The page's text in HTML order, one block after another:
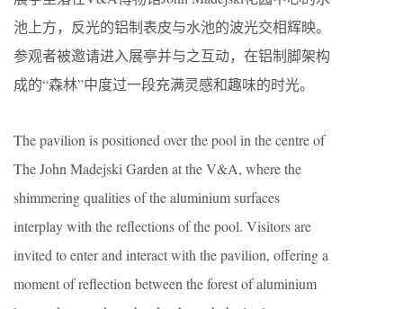
池上方，反光的铝制表皮与水池的波光交相辉映。
参观者被邀请进入展亭并与之互动，在铝制脚架构
成的“森林”中度过一段充满灵感和趣味的时光。
The pavilion is positioned over the pool in the centre of
The John Madejski Garden at the V&A, where the
shimmering qualities of the aluminium surfaces
interplay with the reflections of the pool. Visitors are
invited to enter and interact with the pavilion, offering a
moment of reflection between the forest of aluminium